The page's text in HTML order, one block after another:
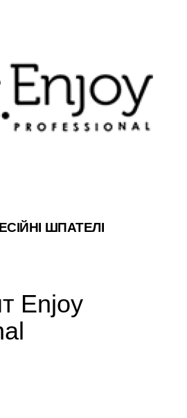
ШПАТЕЛІ
Enjoy